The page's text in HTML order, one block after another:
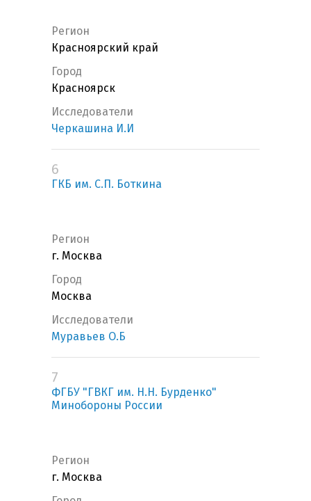
Регион
Красноярский край
Город
Красноярск
Исследователи
Черкашина И.И
6
ГКБ им. С.П. Боткина
Регион
г. Москва
Город
Москва
Исследователи
Муравьев О.Б
7
ФГБУ "ГВКГ им. Н.Н. Бурденко"
Минобороны России
Регион
г. Москва